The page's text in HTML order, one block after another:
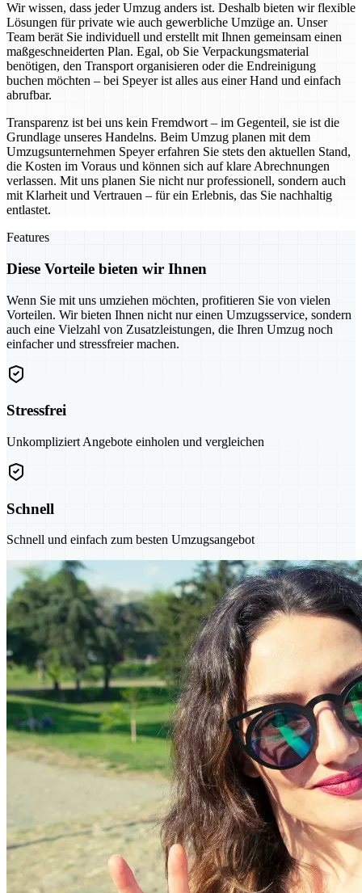
Wir wissen, dass jeder Umzug anders ist. Deshalb bieten wir flexible
Lösungen für private wie auch gewerbliche Umzüge an. Unser
Team berät Sie individuell und erstellt mit Ihnen gemeinsam einen
maßgeschneiderten Plan. Egal, ob Sie Verpackungsmaterial
benötigen, den Transport organisieren oder die Endreinigung
buchen möchten – bei Speyer ist alles aus einer Hand und einfach
abrufbar.
Transparenz ist bei uns kein Fremdwort – im Gegenteil, sie ist die
Grundlage unseres Handelns. Beim Umzug planen mit dem
Umzugsunternehmen Speyer erfahren Sie stets den aktuellen Stand,
die Kosten im Voraus und können sich auf klare Abrechnungen
verlassen. Mit uns planen Sie nicht nur professionell, sondern auch
mit Klarheit und Vertrauen – für ein Erlebnis, das Sie nachhaltig
entlastet.
Features
Diese Vorteile bieten wir Ihnen
Wenn Sie mit uns umziehen möchten, profitieren Sie von vielen
Vorteilen. Wir bieten Ihnen nicht nur einen Umzugsservice, sondern
auch eine Vielzahl von Zusatzleistungen, die Ihren Umzug noch
einfacher und stressfreier machen.
Stressfrei
Unkompliziert Angebote einholen und vergleichen
Schnell
Schnell und einfach zum besten Umzugsangebot